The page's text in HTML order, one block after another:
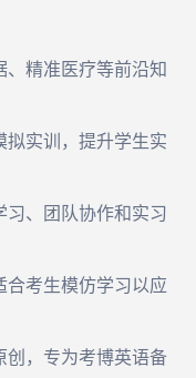
、精准医疗等前沿知
拟实训，提升学生实
习、团队协作和实习
合考生模仿学习以应
创，专为考博英语备